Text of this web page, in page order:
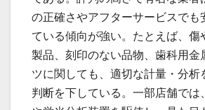
の正確さやアフターサービスでも
ている傾向が強い。たとえば、傷
製品、刻印のない品物、歯科用金
ツに関しても、適切な計量・分析
判断を下している。一部店舗では